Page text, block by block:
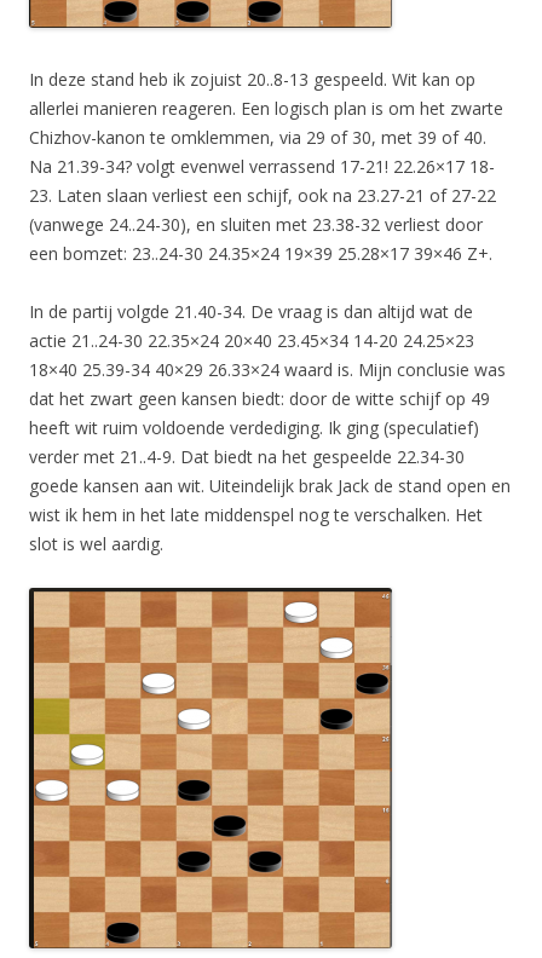
In deze stand heb ik zojuist 20..8-13 gespeeld. Wit kan op
allerlei manieren reageren. Een logisch plan is om het zwarte
Chizhov-kanon te omklemmen, via 29 of 30, met 39 of 40.
Na 21.39-34? volgt evenwel verrassend 17-21! 22.26×17 18-
23. Laten slaan verliest een schijf, ook na 23.27-21 of 27-22
(vanwege 24..24-30), en sluiten met 23.38-32 verliest door
een bomzet: 23..24-30 24.35×24 19×39 25.28×17 39×46 Z+.
In de partij volgde 21.40-34. De vraag is dan altijd wat de
actie 21..24-30 22.35×24 20×40 23.45×34 14-20 24.25×23
18×40 25.39-34 40×29 26.33×24 waard is. Mijn conclusie was
dat het zwart geen kansen biedt: door de witte schijf op 49
heeft wit ruim voldoende verdediging. Ik ging (speculatief)
verder met 21..4-9. Dat biedt na het gespeelde 22.34-30
goede kansen aan wit. Uiteindelijk brak Jack de stand open en
wist ik hem in het late middenspel nog te verschalken. Het
slot is wel aardig.